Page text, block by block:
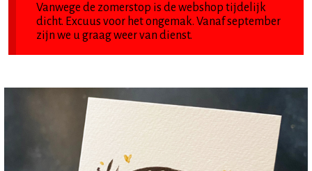
Vanwege de zomerstop is de webshop tijdelijk
dicht. Excuus voor het ongemak. Vanaf september
zijn we u graag weer van dienst.